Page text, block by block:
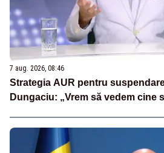
7 aug. 2026, 08:46
Strategia AUR pentru
Dungaciu: „Vrem să vedem cine